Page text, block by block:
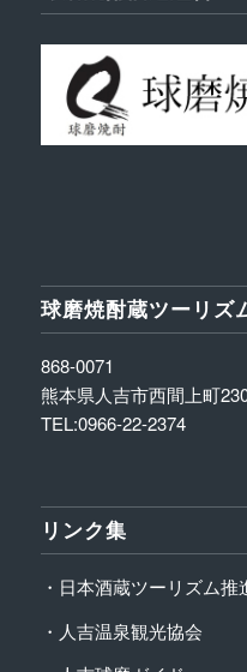
球磨焼酎蔵ツーリズ
868-0071
熊本県人吉市西間上町
TEL:0966-22-2374
リンク集
・日本酒蔵ツーリズム推
・人吉温泉観光協会